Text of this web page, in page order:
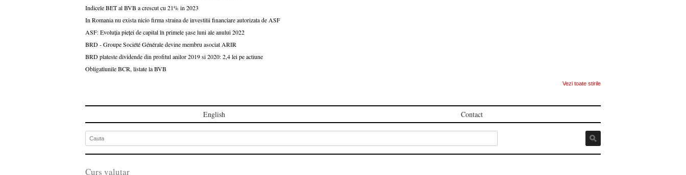
Indicele BET al BVB a crescut cu 21% in 2023
In Romania nu exista nicio firma straina de investitii financiare autorizata de ASF
ASF: Evoluția pieței de capital în primele șase luni ale anului 2022
BRD - Groupe Société Générale devine membru asociat ARIR
BRD plateste dividende din profitul anilor 2019 si 2020: 2,4 lei pe actiune
Obligatiunile BCR, listate la BVB
Vezi toate stirile
English Contact
Curs valutar